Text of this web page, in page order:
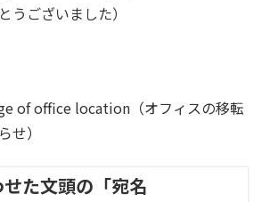
うございました）
of office location（オフィスの移転
せ）
た文頭の「宛名